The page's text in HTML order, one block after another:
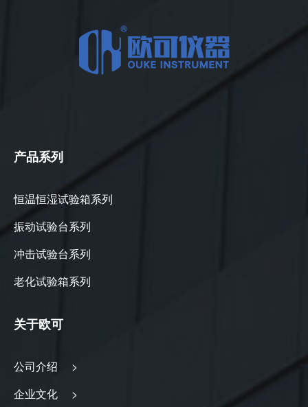
产品系列
恒温恒湿试验箱系列
振动试验台系列
冲击试验台系列
老化试验箱系列
关于欧可
公司介绍 >
企业文化 >